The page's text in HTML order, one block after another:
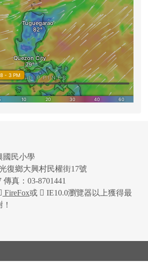
國民小學
復鄉大興村民權街17號
傳真：03-8701441
FireFox或
IE10.0瀏覽器以上獲得最